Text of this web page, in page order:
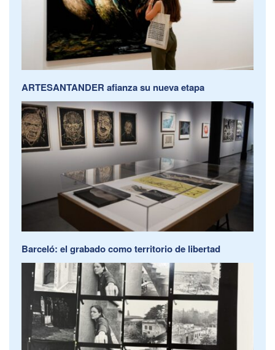
ARTESANTANDER afianza su nueva etapa
Barceló: el grabado como territorio de libertad